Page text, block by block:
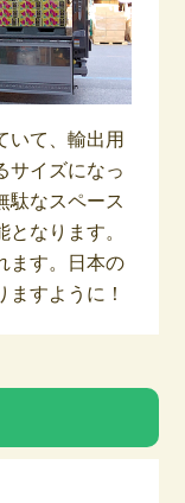
いて、輸出用
サイズになっ
駄なスペース
なります。
ます。日本の
すように！